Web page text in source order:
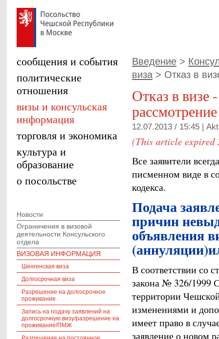
Введение >
виза > Отказ в
Отказ в визе
12.07.2013 / 15:45 |
(This article expired
Все заявители
писменном виде в
кодекса.
Подача
причин
объявления
В соответствии со
закона № 326/1999
территории
изменениями и
имеет право в
заявление о новом
сообщения и события
политические
отношения
визы и консульская
информация
торговля и экономика
культура и
образование
о посольстве
Новости
Ограничения в визовой
деятельности Консульского
отдела
ВИЗОВАЯ ИНФОРМАЦИЯ
Шенгенская виза
Долгосрочная виза
Разрешение на долгосрочное
проживание
Запись на подачу заявлений на
долгосрочную визу/разрешение на
проживание/ПМЖ